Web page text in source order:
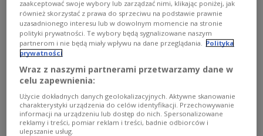
Stanisława Brzozowskiego
Napisane w 1908 roku "Płomienie" nazwane zostały
niegdyś "pierwszą polską powieścią intelektualną".
Brzozowski w swej literackiej odpowiedzi na "Biesy"
Dostojewskiego z wielką pasją ukazał ideową panoramę
okresu przełomu XIX i XX wieku, oddając w niej głos
głównie krytykom kapitalizmu, tradycjonalizmu,
ziemiańskiego konserwatyzmu i klerykalizmu.
Zobacz więcej na temat:literatura polska
Dwójka
Krzysztof Banaszyk
zaakceptować swoje wybory lub zarządzać nimi, klikając poniżej, jak
również skorzystać z prawa do sprzeciwu na podstawie prawnie
uzasadnionego interesu lub w dowolnym momencie na stronie
polityki prywatności. Te wybory będą sygnalizowane naszym
partnerom i nie będą miały wpływu na dane przeglądania.
Polityka
prywatności
Wraz z naszymi partnerami przetwarzamy dane w
celu zapewnienia:
Użycie dokładnych danych geolokalizacyjnych. Aktywne skanowanie
charakterystyki urządzenia do celów identyfikacji. Przechowywanie
informacji na urządzeniu lub dostęp do nich. Spersonalizowane
reklamy i treści, pomiar reklam i treści, badnie odbiorców i
ulepszanie usług.